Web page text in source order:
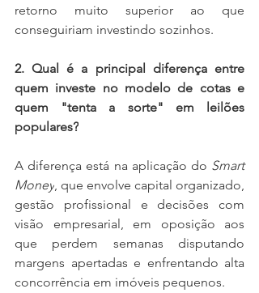
retorno muito superior ao que
conseguiriam investindo sozinhos.
2. Qual é a principal diferença entre
quem investe no modelo de cotas e
quem "tenta a sorte" em leilões
populares?
A diferença está na aplicação do Smart
Money, que envolve capital organizado,
gestão profissional e decisões com
visão empresarial, em oposição aos
que perdem semanas disputando
margens apertadas e enfrentando alta
concorrência em imóveis pequenos.